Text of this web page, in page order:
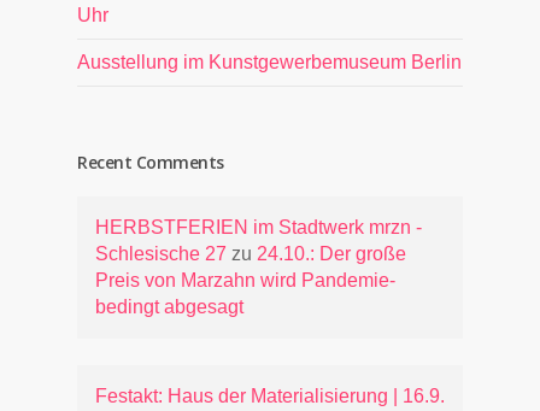
Uhr
Ausstellung im Kunstgewerbemuseum Berlin
Recent Comments
HERBSTFERIEN im Stadtwerk mrzn -
Schlesische 27 zu 24.10.: Der große
Preis von Marzahn wird Pandemie-
bedingt abgesagt
Festakt: Haus der Materialisierung | 16.9.